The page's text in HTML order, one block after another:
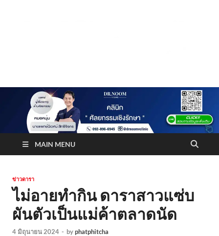
Truststoreonline
MAIN MENU
ข่าวดารา
ไม่อายทำกิน ดาราสาวแซ่บ
ผันตัวเป็นแม่ค้าตลาดนัด
4 มิถุนายน 2024 - byphatphitcha